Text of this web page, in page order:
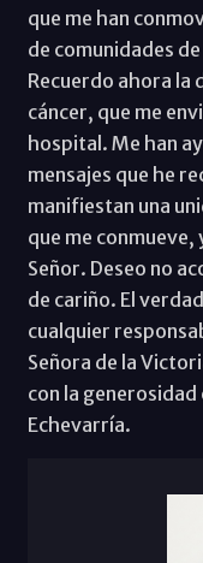
que me han
de comunidades
Recuerdo ahora la
cáncer, que me
hospital. Me han
mensajes que he
manifiestan una
que me conmueve,
Señor. Deseo no
de cariño. El
cualquier
Señora de la
con la generosidad
Echevarría.